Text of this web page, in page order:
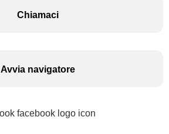
Chiamaci
Avvia navigatore